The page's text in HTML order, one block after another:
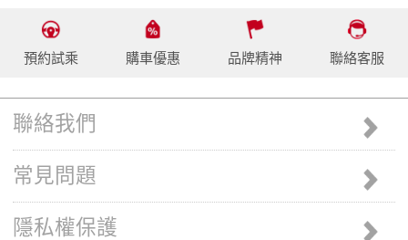
預約試乘 購車優惠 品牌精神 聯絡客服
聯絡我們
常見問題
隱私權保護